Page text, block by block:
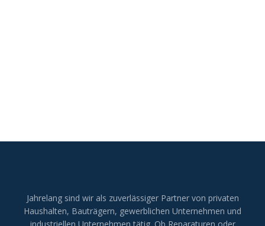
Jahrelang sind wir als zuverlässiger Partner von privaten
Haushalten, Bauträgern, gewerblichen Unternehmen und